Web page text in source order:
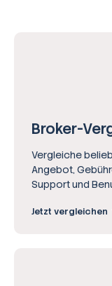
Broker-
Vergleiche
Angebot,
Support und
Jetzt vergleichen